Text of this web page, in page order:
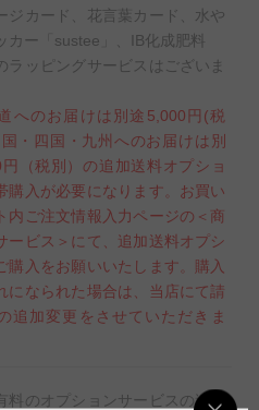
ジカード、花言葉カード、水や
カー「sustee」、IB化成肥料
ラッピングサービスはございま
へのお届けは別途5,000円(税
・四国・九州へのお届けは別
（税別）の追加送料オプショ
購入が必要になります。お買い
内ご注文情報入力ページの＜商
ービス＞にて、追加送料オプシ
購入をお願いいたします。購入
になられた場合は、当店にて請
追加変更をさせていただきま
料のオプションサービスの追加